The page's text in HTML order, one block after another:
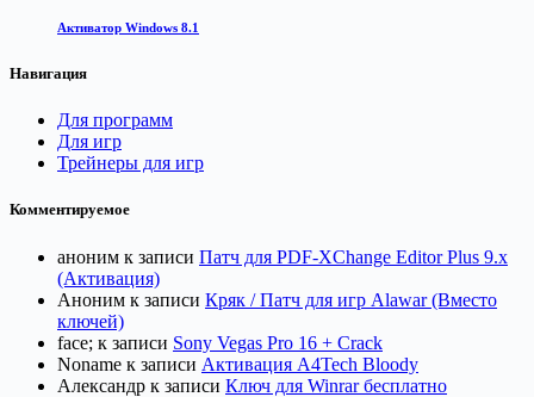
Активатор Windows 8.1
Навигация
Для программ
Для игр
Трейнеры для игр
Комментируемое
аноним к записи Патч для PDF-XChange Editor Plus 9.x
(Активация)
Аноним к записи Кряк / Патч для игр Alawar (Вместо
ключей)
face; к записи Sony Vegas Pro 16 + Crack
Noname к записи Активация A4Tech Bloody
Александр к записи Ключ для Winrar бесплатно